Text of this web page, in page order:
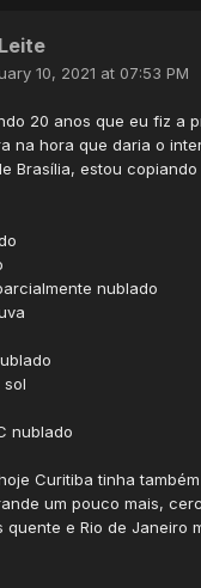
10, 2021 at 07:53 PM
20 anos que eu fiz a
na hora que daria o
Brasília, estou
nublado
sol
nublado
Curitiba tinha
um pouco mais,
quente e Rio de Janeiro